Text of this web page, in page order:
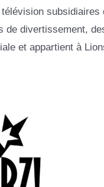
divertissement,
et appartient à